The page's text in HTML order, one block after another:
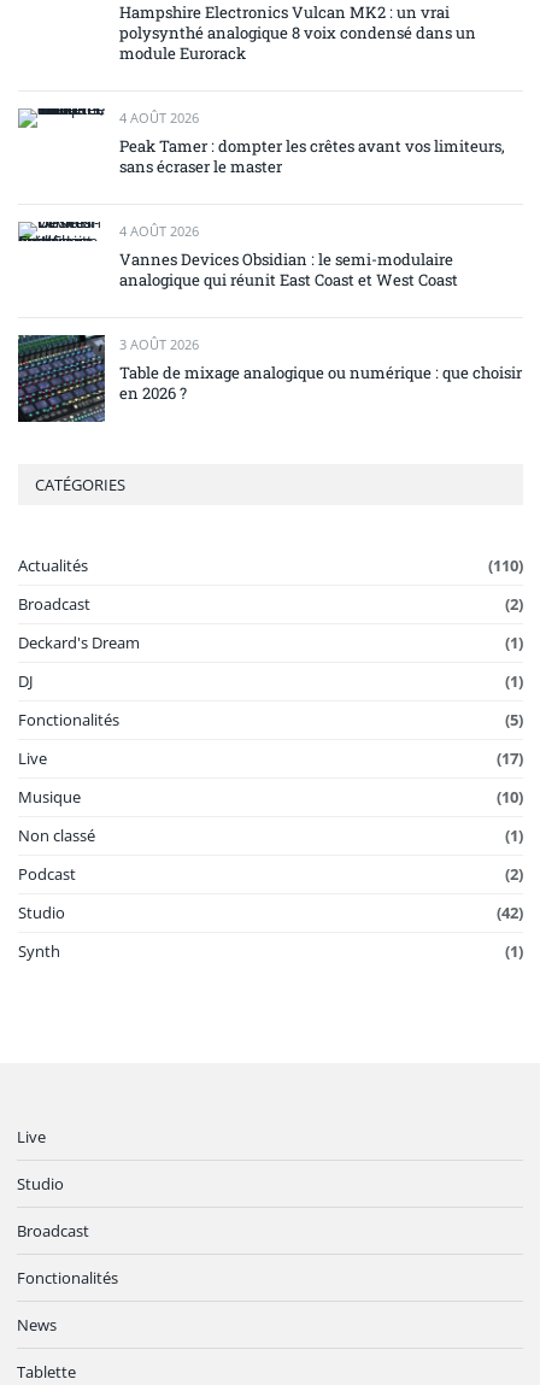
Hampshire Electronics Vulcan MK2 : un vrai
polysynthé analogique 8 voix condensé dans un
module Eurorack
4 AOÛT 2026
Peak Tamer : dompter les crêtes avant vos limiteurs,
sans écraser le master
4 AOÛT 2026
Vannes Devices Obsidian : le semi-modulaire
analogique qui réunit East Coast et West Coast
3 AOÛT 2026
Table de mixage analogique ou numérique : que choisir
en 2026 ?
CATÉGORIES
Actualités
(110)
Broadcast
(2)
Deckard's Dream
(1)
DJ
(1)
Fonctionalités
(5)
Live
(17)
Musique
(10)
Non classé
(1)
Podcast
(2)
Studio
(42)
Synth
(1)
Live
Studio
Broadcast
Fonctionalités
News
Tablette